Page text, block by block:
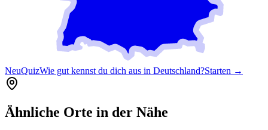
NeuQuizWie gut kennst du dich aus in Deutschland?Starten →
Ähnliche Orte in der Nähe